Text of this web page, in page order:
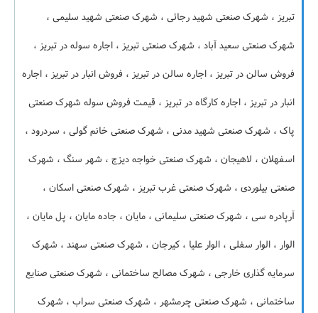
تبریز ، شهرک صنعتی شهید رجائی ، شهرک صنعتی شهید سلیمی ،
شهرک صنعتی سعید آباد ، شهرک صنعتی تبریز ، اجاره سوله در تبریز ،
فروش سالن در تبریز ، اجاره سالن در تبریز ، فروش انبار در تبریز ، اجاره
انبار در تبریز ، اجاره کارگاه در تبریز ، قیمت فروش سوله شهرک صنعتی
پاک ، شهرک صنعتی شهید مدنی ، شهرک صنعتی خانم گولی ، سردرود ،
اسفهلان ، لاهیجان ، شهرک صنعتی خواجه دیزج ، شهر سنگ ، شهرک
صنعتی بیلوردی ، شهرک صنعتی غرب تبریز ، شهرک صنعتی اسکان ،
آرپادره سی ، شهرک صنعتی سلیمانی ، مایان ، جاده مایان ، پل مایان ،
الوار ، الوار سفلی ، الوار علیا ، کیرجان ، شهرک صنعتی سهند ، شهرک
سرمایه گذاری خارجی ، شهرک مصالح ساختمانی ، شهرک صنعتی صنایع
ساختمانی ، شهرک صنعتی چرمشهر ، شهرک صنعتی سراب ، شهرک